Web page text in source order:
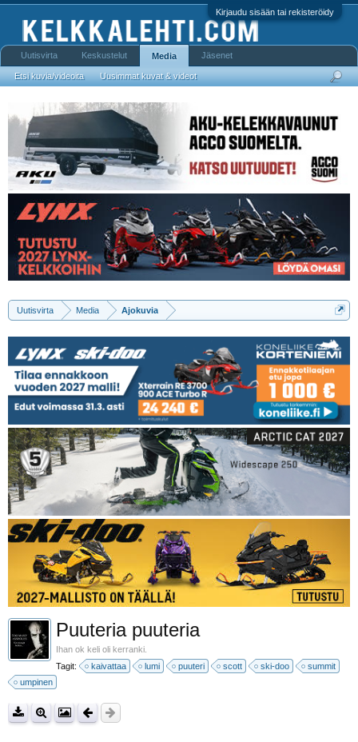
Kirjaudu sisään tai rekisteröidy
Uutisvirta Media Ajokuvia
Puuteria puuteria
Ihan ok keli oli kerranki.
Tagit:
kaivattaa lumi puuteri scott ski-doo
summit
umpinen
Uutisvirta Keskustelut Media
Etsi kuvia/videoita Uusimmat kuvat & videot
Jäsenet